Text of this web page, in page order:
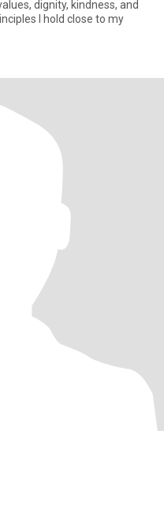
dignity, kindness, and
I hold close to my